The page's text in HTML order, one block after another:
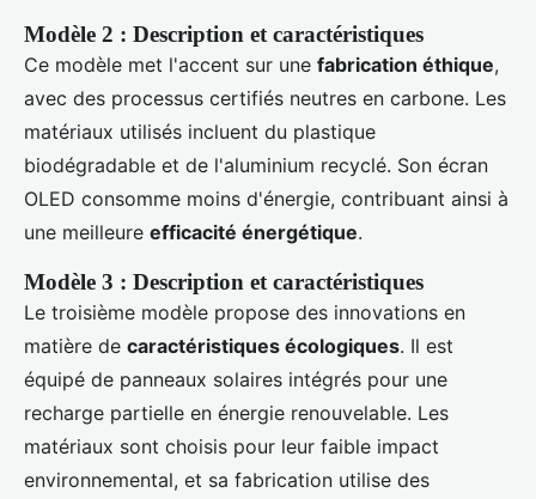
Modèle 2 : Description et caractéristiques
Ce modèle met l'accent sur une fabrication éthique,
avec des processus certifiés neutres en carbone. Les
matériaux utilisés incluent du plastique
biodégradable et de l'aluminium recyclé. Son écran
OLED consomme moins d'énergie, contribuant ainsi à
une meilleure efficacité énergétique.
Modèle 3 : Description et caractéristiques
Le troisième modèle propose des innovations en
matière de caractéristiques écologiques. Il est
équipé de panneaux solaires intégrés pour une
recharge partielle en énergie renouvelable. Les
matériaux sont choisis pour leur faible impact
environnemental, et sa fabrication utilise des